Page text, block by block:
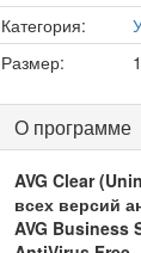
Категория:
Размер:
О программе
AVG Clear
всех версий
AVG Business